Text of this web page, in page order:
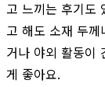
고 느끼는 후기도
고 해도 소재 두께
거나 야외 활동이
게 좋아요.